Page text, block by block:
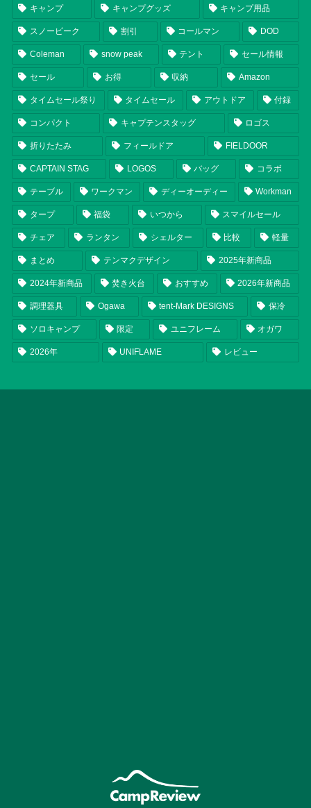
キャンプ キャンプグッズ キャンプ用品
スノーピーク 割引 コールマン DOD
Coleman snow peak テント セール情報
セール お得 収納 Amazon
タイムセール祭り タイムセール アウトドア 付録
コンパクト キャプテンスタッグ ロゴス
折りたたみ フィールドア FIELDOOR
CAPTAIN STAG LOGOS バッグ コラボ
テーブル ワークマン ディーオーディー Workman
タープ 福袋 いつから スマイルセール
チェア ランタン シェルター 比較 軽量
まとめ テンマクデザイン 2025年新商品
2024年新商品 焚き火台 おすすめ 2026年新商品
調理器具 Ogawa tent-Mark DESIGNS 保冷
ソロキャンプ 限定 ユニフレーム オガワ
2026年 UNIFLAME レビュー